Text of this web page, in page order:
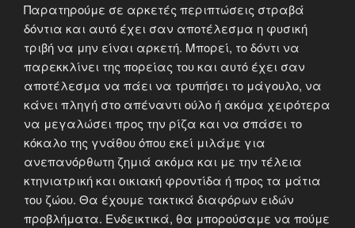
Παρατηρούμε σε αρκετές περιπτώσεις στραβά
δόντια και αυτό έχει σαν αποτέλεσμα η φυσική
τριβή να μην είναι αρκετή. Μπορεί, το δόντι να
παρεκκλίνει της πορείας του και αυτό έχει σαν
αποτέλεσμα να πάει να τρυπήσει το μάγουλο, να
κάνει πληγή στο απέναντι ούλο ή ακόμα χειρότερα
να μεγαλώσει προς την ρίζα και να σπάσει το
κόκαλο της γνάθου όπου εκεί μιλάμε για
ανεπανόρθωτη ζημιά ακόμα και με την τέλεια
κτηνιατρική και οικιακή φροντίδα ή προς τα μάτια
του ζώου. Θα έχουμε τακτικά διαφόρων ειδών
προβλήματα. Ενδεικτικά, θα μπορούσαμε να πούμε